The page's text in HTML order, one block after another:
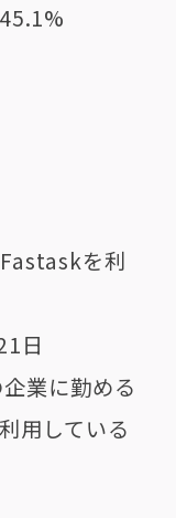
を利
日
業に勤める
用している